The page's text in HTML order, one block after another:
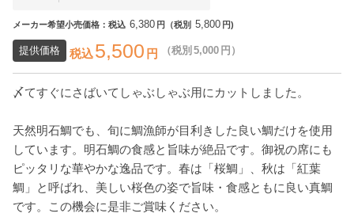
メーカー希望小売価格：税込 6,380 円（税別 5,800 円)
提供価格 税込5,500 円 （税別 5,000 円）
〆てすぐにさばいてしゃぶしゃぶ用にカットしました。
天然明石鯛でも、旬に鯛漁師が目利きした良い鯛だけを使用
しています。明石鯛の食感と旨味が絶品です。御祝の席にも
ピッタリな華やかな逸品です。春は「桜鯛」、秋は「紅葉
鯛」と呼ばれ、美しい桜色の姿で旨味・食感ともに良い真鯛
です。この機会に是非ご賞味ください。